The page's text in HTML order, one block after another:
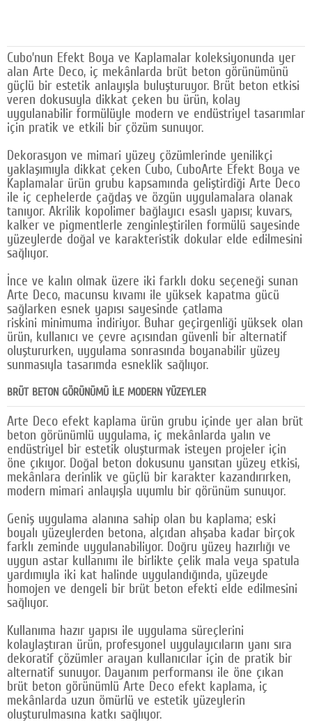
Cubo’nun Efekt Boya ve Kaplamalar koleksiyonunda yer
alan Arte Deco, iç mekânlarda brüt beton görünümünü
güçlü bir estetik anlayışla buluşturuyor. Brüt beton etkisi
veren dokusuyla dikkat çeken bu ürün, kolay
uygulanabilir formülüyle modern ve endüstriyel tasarımlar
için pratik ve etkili bir çözüm sunuyor.
Dekorasyon ve mimari yüzey çözümlerinde yenilikçi
yaklaşımıyla dikkat çeken Cubo, CuboArte Efekt Boya ve
Kaplamalar ürün grubu kapsamında geliştirdiği Arte Deco
ile iç cephelerde çağdaş ve özgün uygulamalara olanak
tanıyor. Akrilik kopolimer bağlayıcı esaslı yapısı; kuvars,
kalker ve pigmentlerle zenginleştirilen formülü sayesinde
yüzeylerde doğal ve karakteristik dokular elde edilmesini
sağlıyor.
İnce ve kalın olmak üzere iki farklı doku seçeneği sunan
Arte Deco, macunsu kıvamı ile yüksek kapatma gücü
sağlarken esnek yapısı sayesinde çatlama
riskini minimuma indiriyor. Buhar geçirgenliği yüksek olan
ürün, kullanıcı ve çevre açısından güvenli bir alternatif
oluştururken, uygulama sonrasında boyanabilir yüzey
sunmasıyla tasarımda esneklik sağlıyor.
BRÜT BETON GÖRÜNÜMÜ İLE MODERN YÜZEYLER
Arte Deco efekt kaplama ürün grubu içinde yer alan brüt
beton görünümlü uygulama, iç mekânlarda yalın ve
endüstriyel bir estetik oluşturmak isteyen projeler için
öne çıkıyor. Doğal beton dokusunu yansıtan yüzey etkisi,
mekânlara derinlik ve güçlü bir karakter kazandırırken,
modern mimari anlayışla uyumlu bir görünüm sunuyor.
Geniş uygulama alanına sahip olan bu kaplama; eski
boyalı yüzeylerden betona, alçıdan ahşaba kadar birçok
farklı zeminde uygulanabiliyor. Doğru yüzey hazırlığı ve
uygun astar kullanımı ile birlikte çelik mala veya spatula
yardımıyla iki kat halinde uygulandığında, yüzeyde
homojen ve dengeli bir brüt beton efekti elde edilmesini
sağlıyor.
Kullanıma hazır yapısı ile uygulama süreçlerini
kolaylaştıran ürün, profesyonel uygulayıcıların yanı sıra
dekoratif çözümler arayan kullanıcılar için de pratik bir
alternatif sunuyor. Dayanım performansı ile öne çıkan
brüt beton görünümlü Arte Deco efekt kaplama, iç
mekânlarda uzun ömürlü ve estetik yüzeylerin
oluşturulmasına katkı sağlıyor.